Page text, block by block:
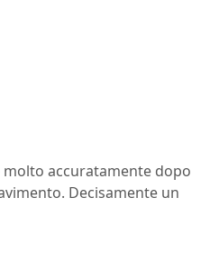
molto accuratamente dopo
Decisamente un